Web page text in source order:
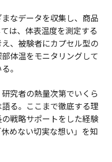
なデータを収集し、商品
は、体表温度を測定する
、被験者にカプセル型の
体温をモニタリングして
。
究者の熱量次第でいくら
る。ここまで徹底する理
戦略サポートをした経験
めない切実な想い」を知